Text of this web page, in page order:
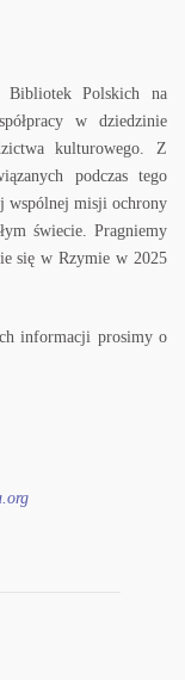
Bibliotek Polskich na
w dziedzinie
kulturowego. Z
podczas tego
wspólnej misji ochrony
świecie. Pragniemy
się w Rzymie w 2025
informacji prosimy o